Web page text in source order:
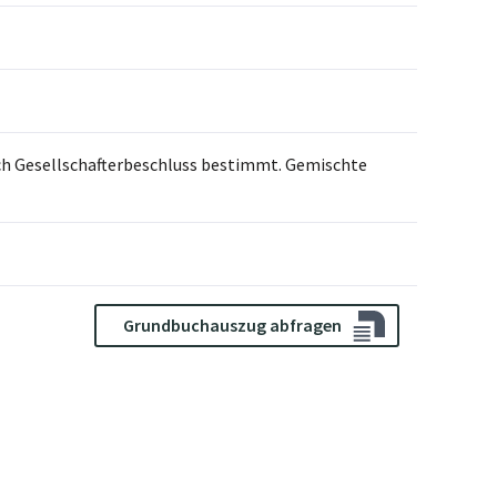
Gesellschafterbeschluss bestimmt. Gemischte
Grundbuchauszug abfragen